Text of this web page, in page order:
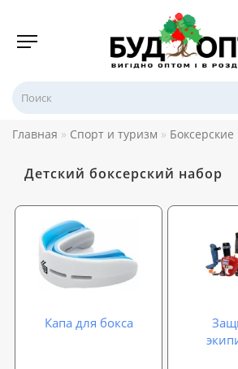
Главная Спорт и туризм
Детский боксерский набор
Капа для бокса